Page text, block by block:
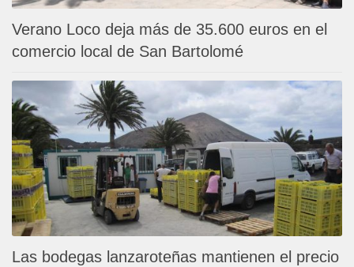
Verano Loco deja más de 35.600 euros en el
comercio local de San Bartolomé
Las bodegas lanzaroteñas mantienen el precio